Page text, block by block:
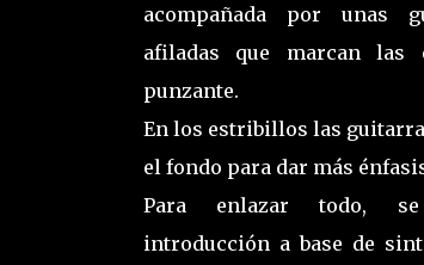
acompañada por unas
afiladas que marcan las
punzante.
En los estribillos las
el fondo para dar más
Para enlazar todo,
introducción a base de